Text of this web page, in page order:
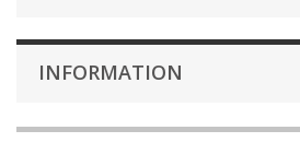
INFORMATION